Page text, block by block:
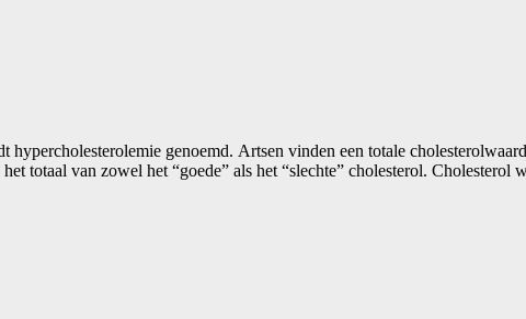
hypercholesterolemie genoemd. Artsen vinden een totale
totaal van zowel het “goede” als het “slechte” cholesterol.